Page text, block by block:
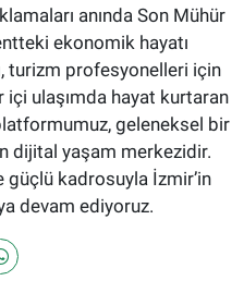
anında Son Mühür
ekonomik hayatı
turizm profesyonelleri için
ulaşımda hayat kurtaran
geleneksel bir
dijital yaşam merkezidir.
güçlü kadrosuyla İzmir’in
devam ediyoruz.